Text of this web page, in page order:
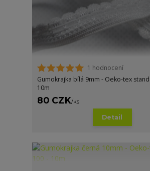
1 hodnocení
Gumokrajka bílá 9mm - Oeko-tex
10m
80 CZK/ks
Detail